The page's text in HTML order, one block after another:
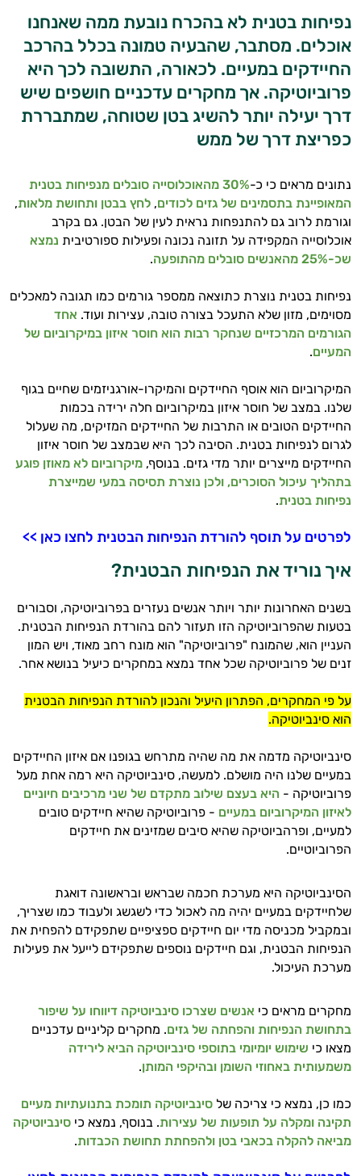
נפיחות בטנית לא בהכרח נובעת ממה שאנחנו
אוכלים. מסתבר, שהבעיה טמונה בכלל בהרכב
החיידקים במעיים. לכאורה, התשובה לכך היא
פרוביוטיקה. אך מחקרים עדכניים חושפים שיש
דרך יעילה יותר להשיג בטן שטוחה, שמתבררת
כפריצת דרך של ממש
נתונים מראים כי כ-
30% מהאוכלוסייה סובלים מנפיחות בטנית
המאופיינת בתסמינים של גזים לכודים, לחץ בבטן ותחושת מלאות,
וגורמת לרוב גם להתנפחות נראית לעין של הבטן. גם בקרב
אוכלוסייה המקפידה על תזונה נכונה ופעילות ספורטיבית נמצא
שכ-25% מהאנשים סובלים מהתופעה
.
נפיחות בטנית נוצרת כתוצאה ממספר גורמים כמו תגובה למאכלים
מסוימים, מזון שלא התעכל בצורה טובה, עצירות ועוד. אחד
הגורמים המרכזיים שנחקר רבות הוא חוסר איזון במיקרוביום של
המעיים.
המיקרוביום הוא אוסף החיידקים והמיקרו-אורגניזמים שחיים בגוף
שלנו. במצב של חוסר איזון במיקרוביום חלה ירידה בכמות
החיידקים הטובים או התרבות של החיידקים המזיקים, מה שעלול
לגרום לנפיחות בטנית. הסיבה לכך היא שבמצב של חוסר איזון
החיידקים מייצרים יותר מדי גזים. בנוסף, מיקרוביום לא מאוזן פוגע
בתהליך עיכול הסוכרים, ולכן נוצרת תסיסה במעי שמייצרת
נפיחות בטנית.
לפרטים על תוסף להורדת הנפיחות הבטנית לחצו כאן >>
איך נוריד את הנפיחות הבטנית?
בשנים האחרונות יותר ויותר אנשים נעזרים בפרוביוטיקה, וסבורים
בטעות שהפרוביוטיקה הזו תעזור להם בהורדת הנפיחות הבטנית.
העניין הוא, שהמונח "פרוביוטיקה" הוא מונח רחב מאוד, ויש המון
זנים של פרוביוטיקה שכל אחד נמצא במחקרים כיעיל בנושא אחר.
על פי המחקרים, הפתרון היעיל והנכון להורדת הנפיחות הבטנית
הוא סינביוטיקה.
סינביוטיקה מדמה את מה שהיה מתרחש בגופנו אם איזון החיידקים
במעיים שלנו היה מושלם. למעשה, סינביוטיקה היא רמה אחת מעל
פרוביוטיקה - היא בעצם שילוב מתקדם של שני מרכיבים חיוניים
לאיזון המיקרוביום במעיים - פרוביוטיקה שהיא חיידקים טובים
למעיים, ופרהביוטיקה שהיא סיבים שמזינים את חיידקים
הפרוביוטיים.
הסינביוטיקה היא מערכת חכמה שבראש ובראשונה דואגת
שלחיידקים במעיים יהיה מה לאכול כדי לשגשג ולעבוד כמו שצריך,
ובמקביל מכניסה מדי יום חיידקים ספציפיים שתפקידם להפחית את
הנפיחות הבטנית, וגם חיידקים נוספים שתפקידם לייעל את פעילות
מערכת העיכול.
מחקרים מראים כי אנשים שצרכו סינביוטיקה דיווחו על שיפור
בתחושת הנפיחות והפחתה של גזים. מחקרים קליניים עדכניים
מצאו כי שימוש יומיומי בתוספי סינביוטיקה הביא לירידה
משמעותית באחוזי השומן ובהיקפי המותן.
כמו כן, נמצא כי צריכה של סינביוטיקה תומכת בתנועתיות מעיים
תקינה ומקלה על תופעות של עצירות. בנוסף, נמצא כי סינביוטיקה
מביאה להקלה בכאבי בטן ולהפחתת תחושת הכבדות.